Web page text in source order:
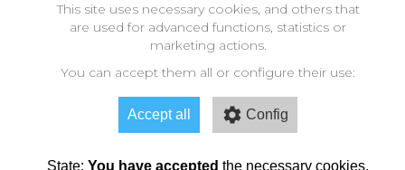
This site uses necessary cookies, and others that
are used for advanced functions, statistics or
marketing actions.
You can accept them all or configure their use:
Accept all Config
State: You have accepted the necessary cookies.
Copyright © 2026 neomode - IES Zaidín Vergeles - Granada -
Andalucía